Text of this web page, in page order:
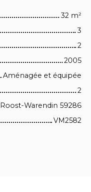
32 m²
3
2
2005
Aménagée et équipée
2
Roost-Warendin 59286
VM2582